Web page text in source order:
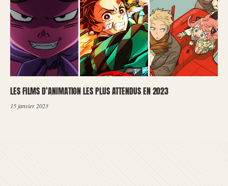
LES FILMS D’ANIMATION LES PLUS ATTENDUS EN 2023
15 janvier 2023